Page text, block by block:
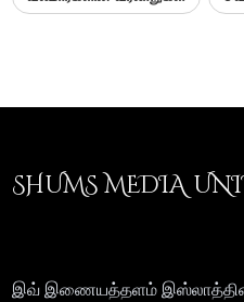
SHUMS MEDIA
இவ் இணையத்தளம் இஸ்லாத்தின்